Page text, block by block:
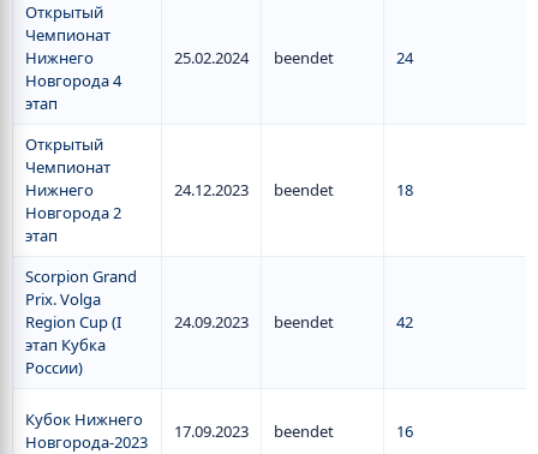
Открытый
Чемпионат
Нижнего
Новгорода 4
этап
25.02.2024 beendet 24
Открытый
Чемпионат
Нижнего
Новгорода 2
этап
24.12.2023 beendet 18
Scorpion Grand
Prix. Volga
Region Cup (I
этап Кубка
России)
24.09.2023 beendet 42
Кубок Нижнего
Новгорода-2023
17.09.2023 beendet 16